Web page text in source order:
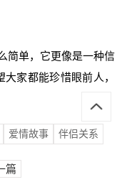
单，它更像是一种信
家都能珍惜眼前人，
爱情故事 伴侣关系
篇